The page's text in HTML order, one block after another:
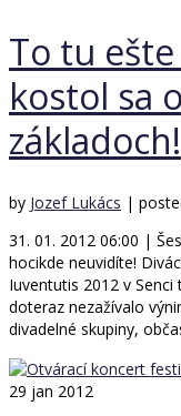
To tu
kostol sa
základoch!
by Jozef Lukács |
31. 01. 2012 06:00 |
hocikde neuvidíte!
Iuventutis 2012 v
doteraz nezažívalo
divadelné skupiny,
29 jan 2012